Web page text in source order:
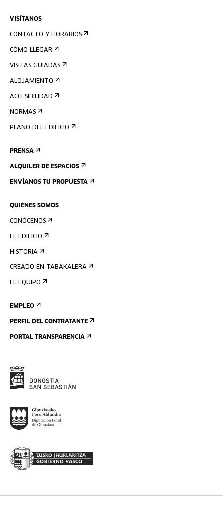
VISÍTANOS
CONTACTO Y HORARIOS
CÓMO LLEGAR
VISITAS GUIADAS
ALOJAMIENTO
ACCESIBILIDAD
NORMAS
PLANO DEL EDIFICIO
PRENSA
ALQUILER DE ESPACIOS
ENVÍANOS TU PROPUESTA
QUIÉNES SOMOS
CONÓCENOS
EL EDIFICIO
HISTORIA
CREADO EN TABAKALERA
EL EQUIPO
EMPLEO
PERFIL DEL CONTRATANTE
PORTAL TRANSPARENCIA